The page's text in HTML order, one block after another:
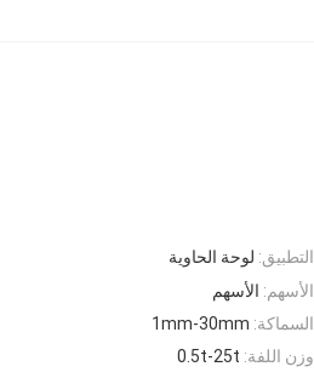
التطبيق: لوحة الحاوية
الأسهم: الأسهم
السماكة: 1mm-30mm
وزن اللفة: 0.5t-25t